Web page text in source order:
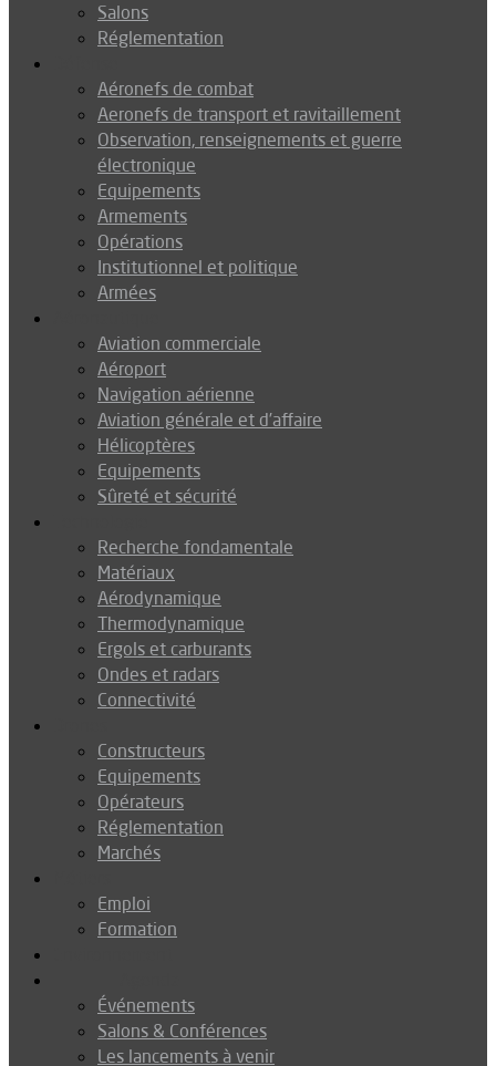
Salons
Réglementation
Aéronefs de combat
Aeronefs de transport et ravitaillement
Observation, renseignements et guerre
électronique
Equipements
Armements
Opérations
Institutionnel et politique
Armées
Aviation commerciale
Aéroport
Navigation aérienne
Aviation générale et d’affaire
Hélicoptères
Equipements
Sûreté et sécurité
Recherche fondamentale
Matériaux
Aérodynamique
Thermodynamique
Ergols et carburants
Ondes et radars
Connectivité
Constructeurs
Equipements
Opérateurs
Réglementation
Marchés
Emploi
Formation
Événements
Salons & Conférences
Les lancements à venir